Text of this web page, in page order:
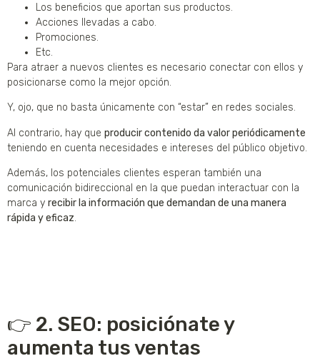
Los beneficios que aportan sus productos.
Acciones llevadas a cabo.
Promociones.
Etc.
Para atraer a nuevos clientes es necesario conectar con ellos y
posicionarse como la mejor opción.
Y, ojo, que no basta únicamente con “estar” en redes sociales.
Al contrario, hay que producir contenido da valor periódicamente
teniendo en cuenta necesidades e intereses del público objetivo.
Además, los potenciales clientes esperan también una
comunicación bidireccional en la que puedan interactuar con la
marca y recibir la información que demandan de una manera
rápida y eficaz.
👉 2. SEO: posiciónate y
aumenta tus ventas